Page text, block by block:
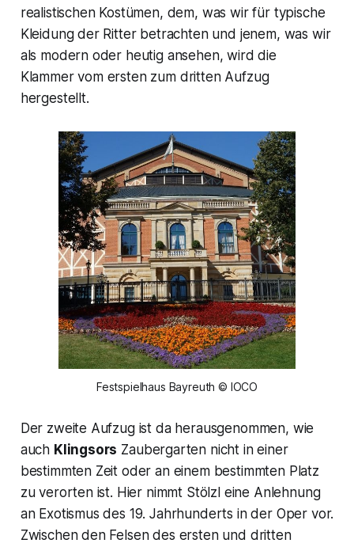
realistischen Kostümen, dem, was wir für typische
Kleidung der Ritter betrachten und jenem, was wir
als modern oder heutig ansehen, wird die
Klammer vom ersten zum dritten Aufzug
hergestellt.
Festspielhaus Bayreuth © IOCO
Der zweite Aufzug ist da herausgenommen, wie
auch Klingsors Zaubergarten nicht in einer
bestimmten Zeit oder an einem bestimmten Platz
zu verorten ist. Hier nimmt Stölzl eine Anlehnung
an Exotismus des 19. Jahrhunderts in der Oper vor.
Zwischen den Felsen des ersten und dritten